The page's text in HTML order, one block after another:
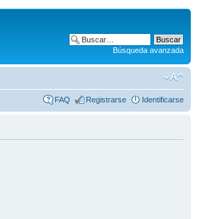
Búsqueda avanzada
FAQ Registrarse Identificarse